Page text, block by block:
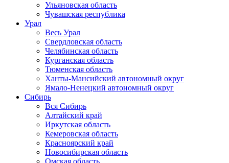
Ульяновская область
Чувашская республика
Урал
Весь Урал
Свердловская область
Челябинская область
Курганская область
Тюменская область
Ханты-Мансийский автономный округ
Ямало-Ненецкий автономный округ
Сибирь
Вся Сибирь
Алтайский край
Иркутская область
Кемеровская область
Красноярский край
Новосибирская область
Омская область